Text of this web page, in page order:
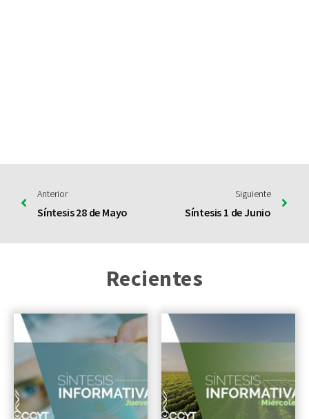
Anterior
Síntesis 28 de Mayo
Siguiente
Síntesis 1 de Junio
Recientes